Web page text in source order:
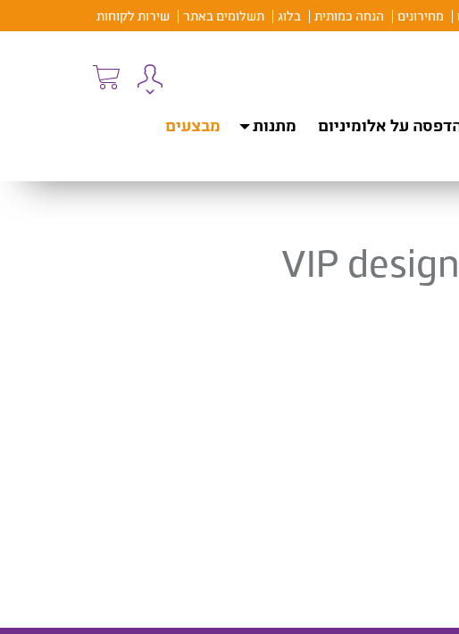
מחירונים הנחה כמותית בלוג תשלומים באתר שירות לקוחות
על אלומיניום מתנות
מבצעים
VIP